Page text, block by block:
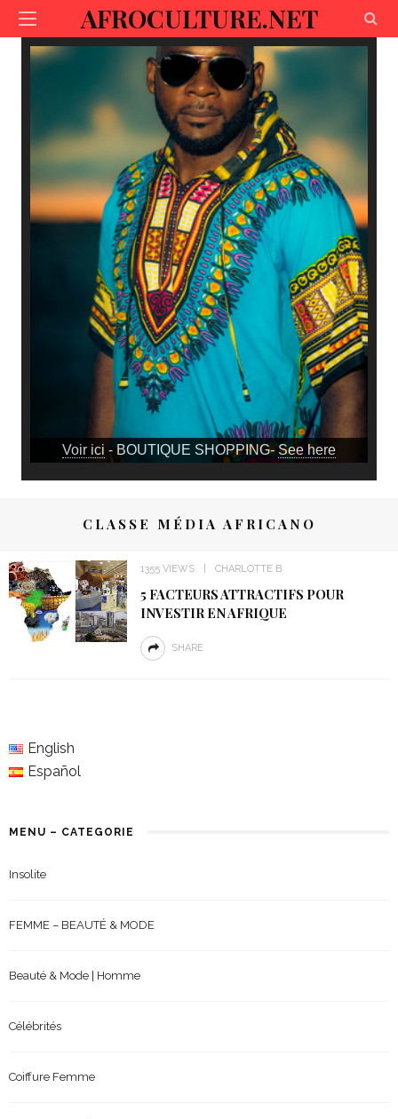
AFROCULTURE.NET
Voir ici - BOUTIQUE SHOPPING-See here
CLASSE MÉDIA AFRICANO
1355 VIEWS CHARLOTTE B
5 FACTEURS ATTRACTIFS POUR
INVESTIR EN AFRIQUE
SHARE
English
Español
MENU – CATEGORIE
Insolite
FEMME – BEAUTÉ & MODE
Beauté & Mode | Homme
Célébrités
Coiffure Femme